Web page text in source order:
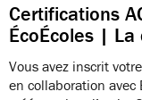
Certifications
ÉcoÉcoles |
Vous avez inscrit
en collaboration avec